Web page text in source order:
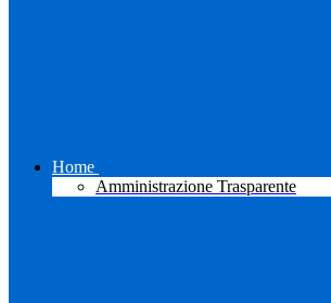
Home
Amministrazione Trasparente